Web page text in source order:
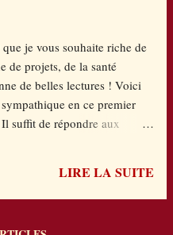
réunira petits et grands dans
Jardin Porté par des
Portal en double-page
vives et pastels, la
qui en découlent
paroles égrenées. ©Site Le
je vous souhaite riche de
de projets, de la santé
de belles lectures ! Voici
en ce premier
suffit de répondre aux
te sens tu ? Coupée en
vis actuellement… J'en
LIRE LA SUITE